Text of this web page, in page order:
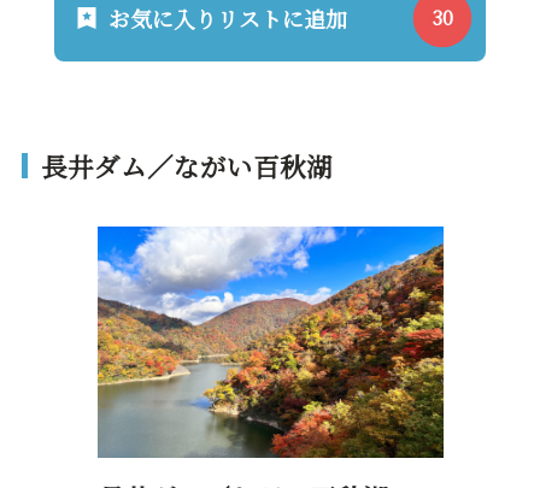
お気に入りリストに追加
長井ダム／ながい百秋湖